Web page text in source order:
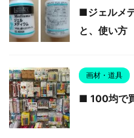
■ジェルメ
と、使い方
画材・道具
■ 100均で